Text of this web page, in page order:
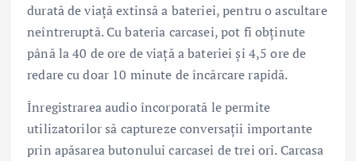
durată de viață extinsă a bateriei, pentru o ascultare
neîntreruptă. Cu bateria carcasei, pot fi obținute
până la 40 de ore de viață a bateriei și 4,5 ore de
redare cu doar 10 minute de încărcare rapidă.
Înregistrarea audio încorporată le permite
utilizatorilor să captureze conversații importante
prin apăsarea butonului carcasei de trei ori. Carcasa